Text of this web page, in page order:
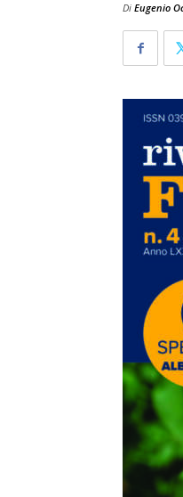
Di Eugenio